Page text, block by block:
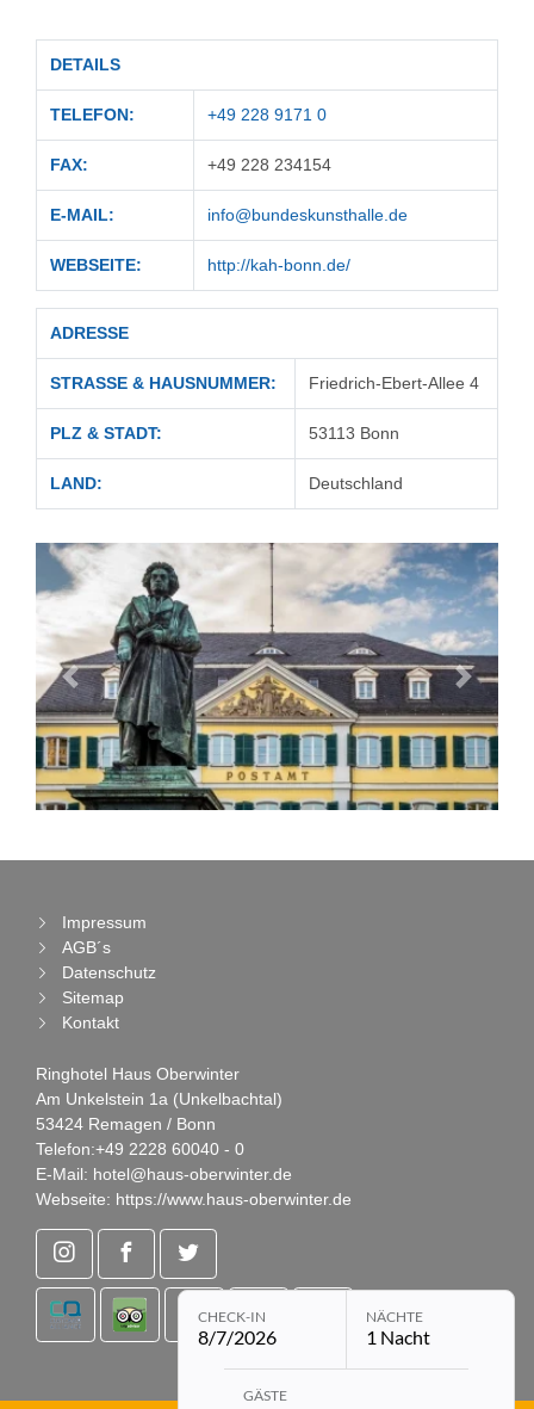
CHECK-IN
8/7/2026
NÄCHTE
1 Nacht
GÄSTE
DETAILS
TELEFON: +49 228 9171 0
FAX: +49 228 234154
E-MAIL: info@bundeskunsthalle.de
WEBSEITE: http://kah-bonn.de/
ADRESSE
STRASSE & HAUSNUMMER: Friedrich-Ebert-Allee 4
PLZ & STADT: 53113 Bonn
LAND: Deutschland
Zurück Vor
Impressum
AGB´s
Datenschutz
Sitemap
Kontakt
Ringhotel Haus Oberwinter
Am Unkelstein 1a (Unkelbachtal)
53424 Remagen / Bonn
Telefon:+49 2228 60040 - 0
E-Mail: hotel@haus-oberwinter.de
Webseite: https://www.haus-oberwinter.de